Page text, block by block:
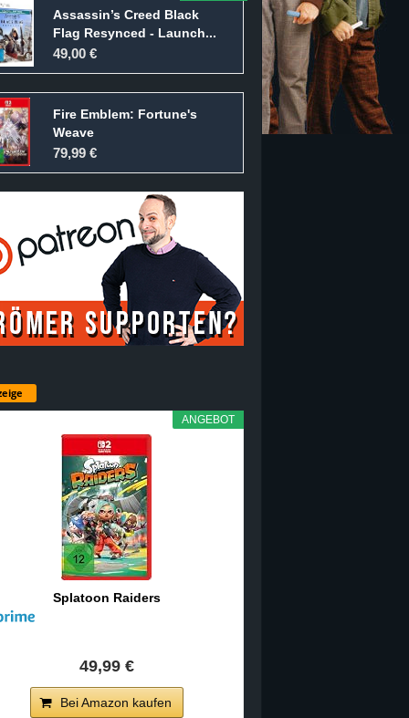
Assassin’s Creed Black
Flag Resynced - Launch...
49,00 €
Fire Emblem: Fortune's
Weave
79,99 €
ANGEBOT
Splatoon Raiders
49,99 €
Bei Amazon kaufen